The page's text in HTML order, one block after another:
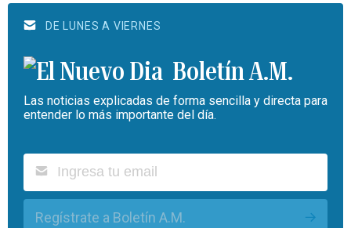
DE LUNES A VIERNES
Boletín A.M.
Las noticias explicadas de forma sencilla y directa para
entender lo más importante del día.
Regístrate a Boletín A.M.